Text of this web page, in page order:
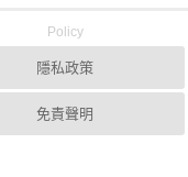
Policy
隱私政策
免責聲明